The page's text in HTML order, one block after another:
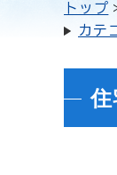
トップ
カテ
住